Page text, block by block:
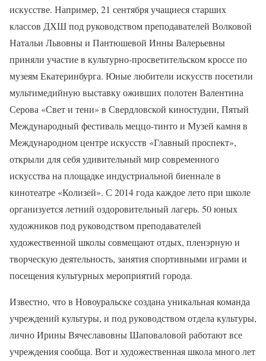
искусстве. Например, 21 сентября учащиеся старших
классов ДХШ под руководством преподавателей Волковой
Натальи Львовны и Пантюшевой Инны Валерьевны
приняли участие в культурно-просветительском кроссе по
музеям Екатеринбурга. Юные любители искусств посетили
мультимедийную выставку оживших полотен Валентина
Серова «Свет и тени» в Свердловской киностудии, Пятый
Международный фестиваль меццо-тинто и Музей камня в
Международном центре искусств «Главный проспект»,
открыли для себя удивительный мир современного
искусства на площадке индустриальной биеннале в
кинотеатре «Колизей». С 2014 года каждое лето при школе
организуется летний оздоровительный лагерь. 50 юных
художников под руководством преподавателей
художественной школы совмещают отдых, пленэрную и
творческую деятельность, занятия спортивными играми и
посещения культурных мероприятий города.
Известно, что в Новоуральске создана уникальная команда
учреждений культуры, и под руководством отдела культуры,
лично Ирины Вячеславовны Шаповаловой работают все
учреждения сообща. Вот и художественная школа много лет